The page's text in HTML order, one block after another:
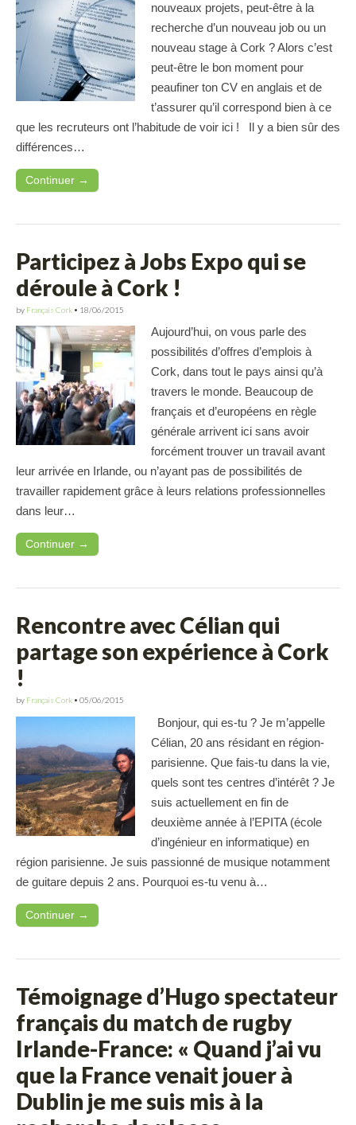
nouveaux projets, peut-être à la
recherche d’un nouveau job ou un
nouveau stage à Cork ? Alors c’est
peut-être le bon moment pour
peaufiner ton CV en anglais et de
t’assurer qu’il correspond bien à ce
que les recruteurs ont l’habitude de voir ici ! Il y a bien sûr des
différences…
Continuer →
Participez à Jobs Expo qui se
déroule à Cork !
by Français Cork • 18/06/2015
Aujourd’hui, on vous parle des
possibilités d’offres d’emplois à
Cork, dans tout le pays ainsi qu’à
travers le monde. Beaucoup de
français et d’européens en règle
générale arrivent ici sans avoir
forcément trouver un travail avant
leur arrivée en Irlande, ou n’ayant pas de possibilités de
travailler rapidement grâce à leurs relations professionnelles
dans leur…
Continuer →
Rencontre avec Célian qui
partage son expérience à Cork
!
by Français Cork • 05/06/2015
Bonjour, qui es-tu ? Je m’appelle
Célian, 20 ans résidant en région-
parisienne. Que fais-tu dans la vie,
quels sont tes centres d’intérêt ? Je
suis actuellement en fin de
deuxième année à l’EPITA (école
d’ingénieur en informatique) en
région parisienne. Je suis passionné de musique notamment
de guitare depuis 2 ans. Pourquoi es-tu venu à…
Continuer →
Témoignage d’Hugo spectateur
français du match de rugby
Irlande-France: « Quand j’ai vu
que la France venait jouer à
Dublin je me suis mis à la